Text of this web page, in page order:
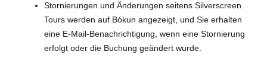
Stornierungen und Änderungen seitens Silverscreen
Tours werden auf Bókun angezeigt, und Sie erhalten
eine E-Mail-Benachrichtigung, wenn eine Stornierung
erfolgt oder die Buchung geändert wurde.